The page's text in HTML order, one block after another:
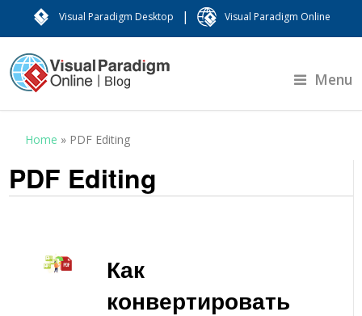
Visual Paradigm Desktop | Visual Paradigm Online
Menu
Home » PDF Editing
PDF Editing
Как
конвертировать